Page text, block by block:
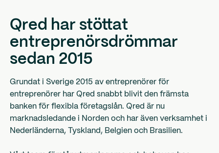
Qred har stöttat
entreprenörsdrömmar
sedan 2015
Grundat i Sverige 2015 av entreprenörer för
entreprenörer har Qred snabbt blivit den främsta
banken för flexibla företagslån. Qred är nu
marknadsledande i Norden och har även verksamhet i
Nederländerna, Tyskland, Belgien och Brasilien.